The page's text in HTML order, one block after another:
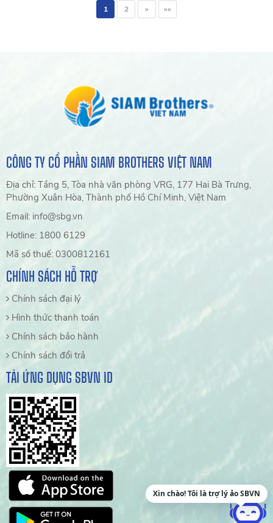
1 2 » »»
CÔNG TY CỔ PHẦN SIAM BROTHERS VIỆT NAM
Địa chỉ: Tầng 5, Tòa nhà văn phòng VRG, 177 Hai Bà Trưng,
Phường Xuân Hòa, Thành phố Hồ Chí Minh, Việt Nam
Email: info@sbg.vn
Hotline: 1800 6129
Mã số thuế: 0300812161
CHÍNH SÁCH HỖ TRỢ
Chính sách đại lý
Hình thức thanh toán
Chính sách bảo hành
Chính sách đổi trả
TẢI ỨNG DỤNG SBVN ID
Xin chào! Tôi là trợ lý ảo SBVN